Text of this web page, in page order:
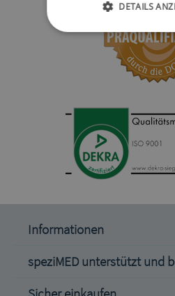
Informationen
speziMED unterstützt und
DETAILS